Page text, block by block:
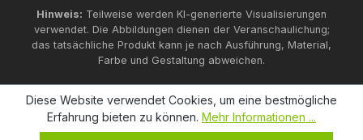
Hinweis: Teilweise werden KI-generierte Visualisierungen
verwendet. Die Abbildungen dienen der Veranschaulichung;
das tatsächliche Produkt kann je nach Ausführung, Material,
Farbe und Gestaltung abweichen.
Diese Website verwendet Cookies, um eine bestmögliche
Erfahrung bieten zu können. Mehr Informationen ...